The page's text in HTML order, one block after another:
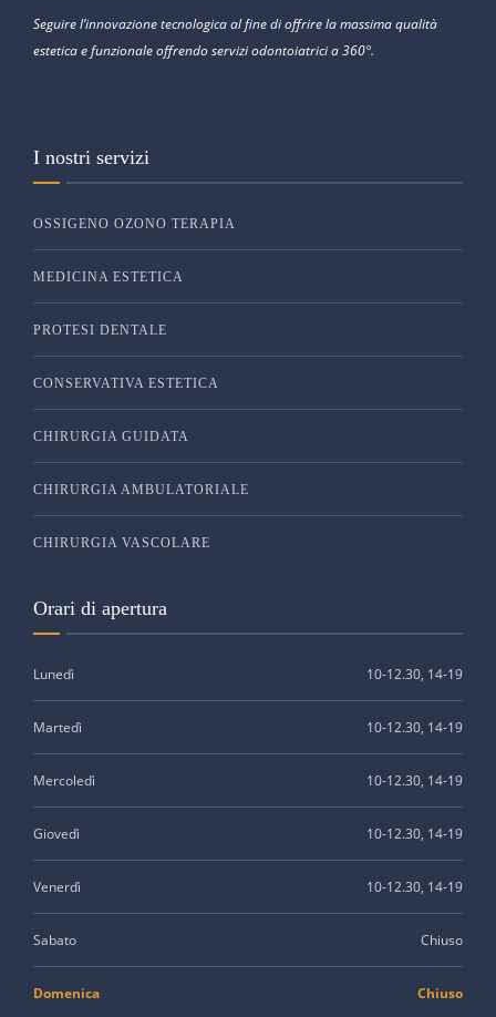
Seguire l’innovazione tecnologica al fine di offrire la massima qualità
estetica e funzionale offrendo servizi odontoiatrici a 360°.
I nostri servizi
OSSIGENO OZONO TERAPIA
MEDICINA ESTETICA
PROTESI DENTALE
CONSERVATIVA ESTETICA
CHIRURGIA GUIDATA
CHIRURGIA AMBULATORIALE
CHIRURGIA VASCOLARE
Orari di apertura
Lunedì 10-12.30, 14-19
Martedì 10-12.30, 14-19
Mercoledì 10-12.30, 14-19
Giovedì 10-12.30, 14-19
Venerdì 10-12.30, 14-19
Sabato Chiuso
Domenica Chiuso